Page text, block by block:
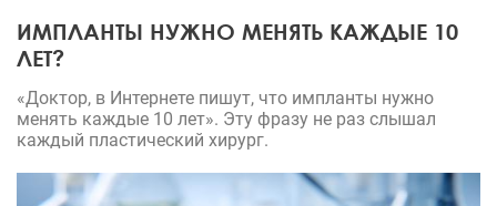
ИМПЛАНТЫ НУЖНО МЕНЯТЬ КАЖДЫЕ 10
ЛЕТ?
«Доктор, в Интернете пишут, что импланты нужно
менять каждые 10 лет». Эту фразу не раз слышал
каждый пластический хирург.